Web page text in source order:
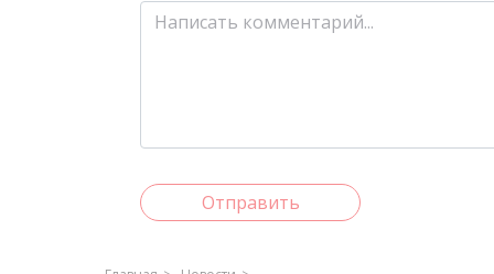
Отправить